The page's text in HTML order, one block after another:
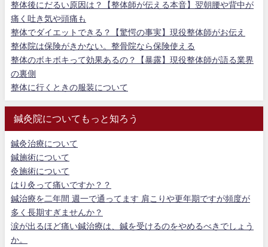
整体後にだるい原因は？【整体師が伝える本音】翌朝腰や背中が
痛く吐き気や頭痛も
整体でダイエットできる？【驚愕の事実】現役整体師がお伝え
整体院は保険がきかない。整骨院なら保険使える
整体のボキボキって効果あるの？【暴露】現役整体師が語る業界
の裏側
整体に行くときの服装について
鍼灸院についてもっと知ろう
鍼灸治療について
鍼施術について
灸施術について
はり灸って痛いですか？？
鍼治療を二年間 週一で通ってます 肩こりや更年期ですが頻度が
多く長期すぎませんか？
涙が出るほど痛い鍼治療は、鍼を受けるのをやめるべきでしょう
か。